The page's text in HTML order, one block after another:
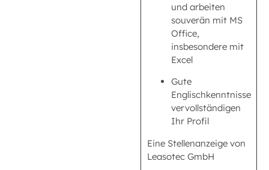
und arbeiten
souverän mit MS
Office,
insbesondere mit
Excel
Gute
Englischkenntnisse
vervollständigen
Ihr Profil
Eine Stellenanzeige von
Leasotec GmbH